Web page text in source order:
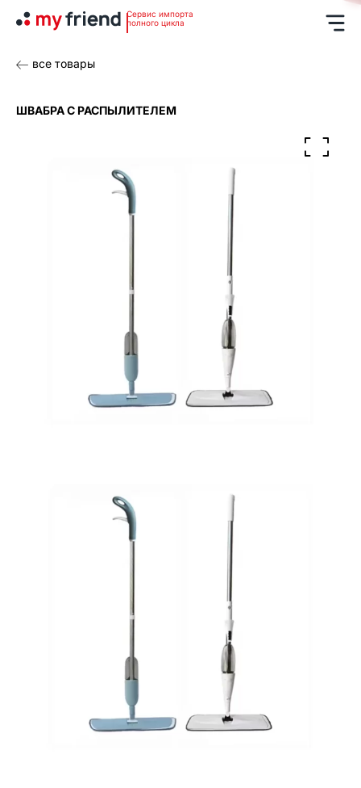
Сервис импорта
полного цикла
все товары
ШВАБРА С РАСПЫЛИТЕЛЕМ